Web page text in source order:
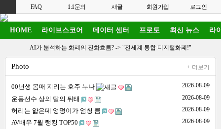
FAQ 1:1문의 새글 회원가입 로그인
HOME 라이브스코어 데이터 센터 프로토 최신 뉴스 라
AI가 분석하는 화폐의 진화흐름? -> "전세계 통합 디지털화폐!"
Photo + 더보기
00년생 몸매 지리는 호주 누나 2026-08-09
운동선수 상의 탈의 뒤태 2026-08-09
허리는 얇은데 엉덩이가 엄청 큼 2026-08-09
AV배우 7월 랭킹 TOP50 2026-08-09